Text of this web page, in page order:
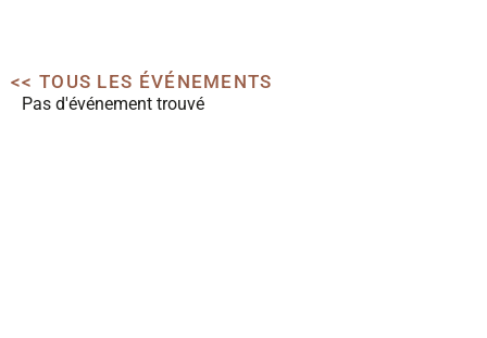
<< TOUS LES ÉVÉNEMENTS
Pas d'événement trouvé